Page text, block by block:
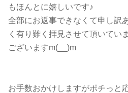
もほんとに嬉しいです♪
全部にお返事できなくて申し訳
く有り難く拝見させて頂いてい
ございますm(__)m
お手数おかけしますがポチっと